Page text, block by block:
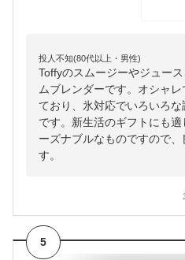
投人不知(80代以上・男性)
Toffyのスムージーやジュー
ムブレンダーです。オシャ
ており、氷対応でいろいろ
です。新生活のギフトにも
ーズナブルなものですので
す。
5